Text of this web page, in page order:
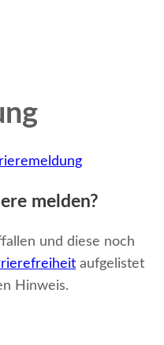
melden?
und diese noch
aufgelistet
Hinweis.